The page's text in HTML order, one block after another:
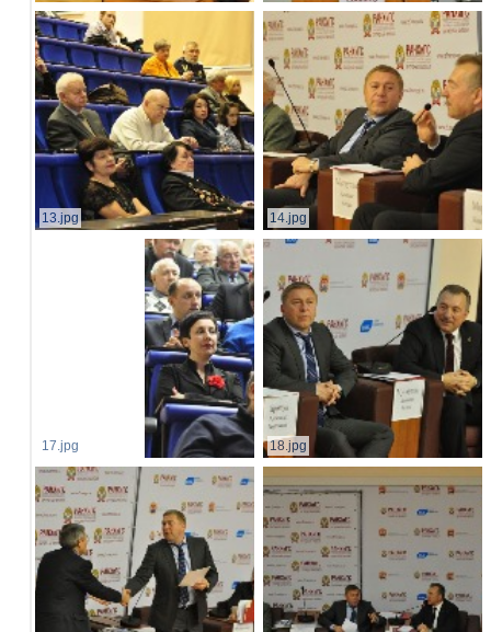
13.jpg 14.jpg
17.jpg 18.jpg